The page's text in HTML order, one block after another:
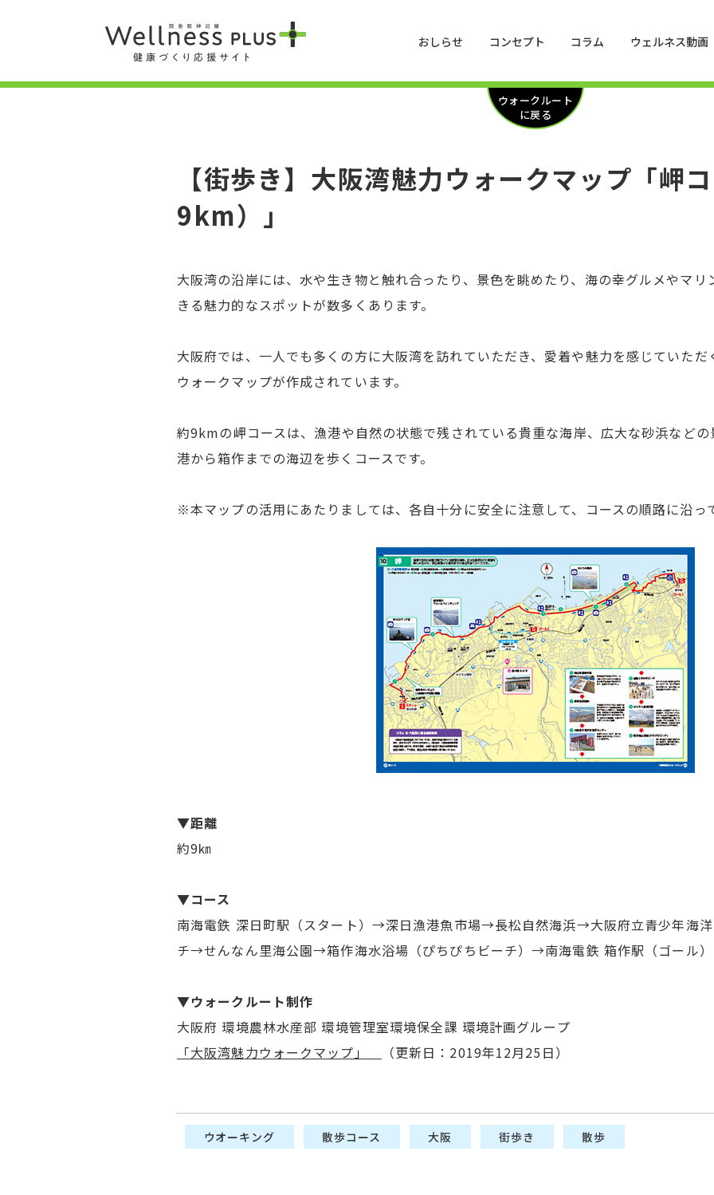
おしらせ コンセプト コラム ウェルネス動画
ウォークルート
に戻る
【街歩き】大阪湾魅力ウォークマップ「岬
9km）」
大阪湾の沿岸には、水や生き物と触れ合ったり、景色を眺めたり、海の幸グルメやマ
きる魅力的なスポットが数多くあります。
大阪府では、一人でも多くの方に大阪湾を訪れていただき、愛着や魅力を感じていた
ウォークマップが作成されています。
約9kmの岬コースは、漁港や自然の状態で残されている貴重な海岸、広大な砂浜など
港から箱作までの海辺を歩くコースです。
※本マップの活用にあたりましては、各自十分に安全に注意して、コースの順路に沿っ
▼距離
約9㎞
▼コース
南海電鉄 深日町駅（スタート）→深日漁港魚市場→長松自然海浜→大阪府立青少年海
チ→せんなん里海公園→箱作海水浴場（ぴちぴちビーチ）→南海電鉄 箱作駅（ゴール）
▼ウォークルート制作
大阪府 環境農林水産部 環境管理室環境保全課 環境計画グループ
「大阪湾魅力ウォークマップ」
（更新日：2019年12月25日）
ウオーキング 散歩コース 大阪 街歩き 散歩